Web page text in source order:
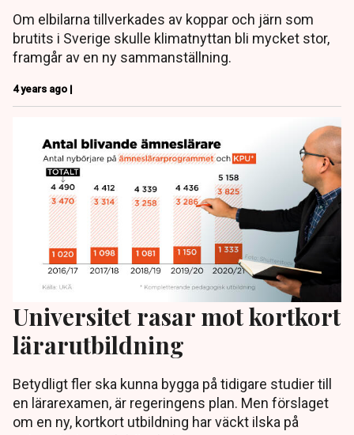
Om elbilarna tillverkades av koppar och järn som
brutits i Sverige skulle klimatnyttan bli mycket stor,
framgår av en ny sammanställning.
4 years ago |
Universitet rasar mot kortkort
lärarutbildning
Betydligt fler ska kunna bygga på tidigare studier till
en lärarexamen, är regeringens plan. Men förslaget
om en ny, kortkort utbildning har väckt ilska på